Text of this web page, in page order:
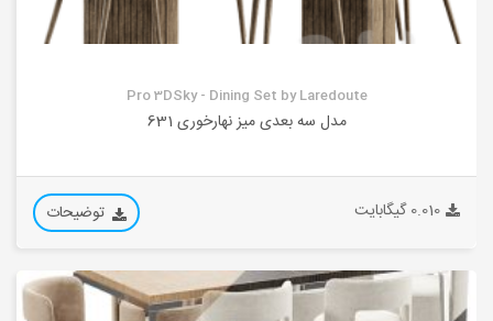
Pro 3DSky - Dining Set by Laredoute
مدل سه بعدی میز نهارخوری 631
0.010 گیگابایت توضیحات